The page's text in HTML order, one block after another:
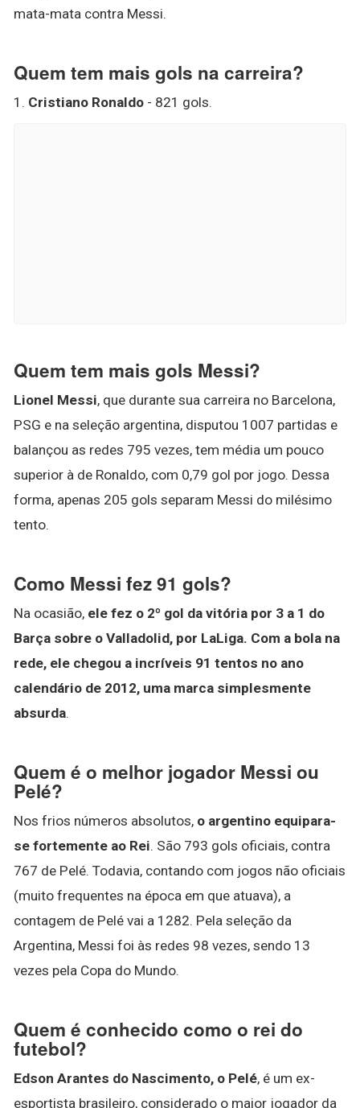
mata-mata contra Messi.
Quem tem mais gols na carreira?
1. Cristiano Ronaldo - 821 gols.
Quem tem mais gols Messi?
Lionel Messi, que durante sua carreira no Barcelona,
PSG e na seleção argentina, disputou 1007 partidas e
balançou as redes 795 vezes, tem média um pouco
superior à de Ronaldo, com 0,79 gol por jogo. Dessa
forma, apenas 205 gols separam Messi do milésimo
tento.
Como Messi fez 91 gols?
Na ocasião, ele fez o 2º gol da vitória por 3 a 1 do
Barça sobre o Valladolid, por LaLiga. Com a bola na
rede, ele chegou a incríveis 91 tentos no ano
calendário de 2012, uma marca simplesmente
absurda.
Quem é o melhor jogador Messi ou
Pelé?
Nos frios números absolutos, o argentino equipara-
se fortemente ao Rei. São 793 gols oficiais, contra
767 de Pelé. Todavia, contando com jogos não oficiais
(muito frequentes na época em que atuava), a
contagem de Pelé vai a 1282. Pela seleção da
Argentina, Messi foi às redes 98 vezes, sendo 13
vezes pela Copa do Mundo.
Quem é conhecido como o rei do
futebol?
Edson Arantes do Nascimento, o Pelé, é um ex-
esportista brasileiro, considerado o maior jogador da